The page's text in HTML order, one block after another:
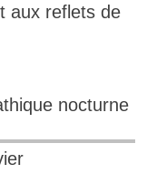
aux reflets de
nocturne